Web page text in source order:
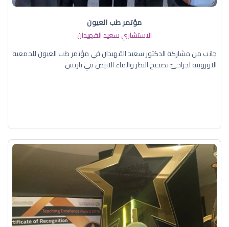
مؤتمر طب العيون
الاستشاري سعيد القهيدان
جانب من مشاركة الدكتور سعيد القهيدان في مؤتمر طب العيون للجمعيه
الاوروبية لجراحيّ تصحيح النظر والماء الابيض في باريس